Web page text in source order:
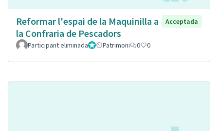
Reformar l'espai de la Maquinilla a
la Confraria de Pescadors
Acceptada
Participant eliminadaAdministrador
Patrimoni 0 0